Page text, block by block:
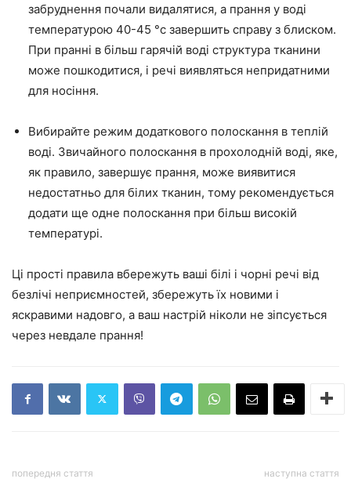
забруднення почали видалятися, а прання у воді
температурою 40-45 °с завершить справу з блиском.
При пранні в більш гарячій воді структура тканини
може пошкодитися, і речі виявляться непридатними
для носіння.
Вибирайте режим додаткового полоскання в теплій
воді. Звичайного полоскання в прохолодній воді, яке,
як правило, завершує прання, може виявитися
недостатньо для білих тканин, тому рекомендується
додати ще одне полоскання при більш високій
температурі.
Ці прості правила вбережуть ваші білі і чорні речі від
безлічі неприємностей, збережуть їх новими і
яскравими надовго, а ваш настрій ніколи не зіпсується
через невдале прання!
попередня стаття наступна стаття